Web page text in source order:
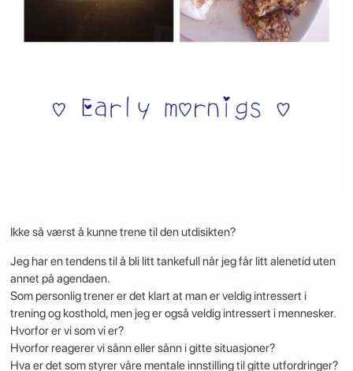
Ikke så værst å kunne trene til den utdisikten?
Jeg har en tendens til å bli litt tankefull når jeg får litt alenetid uten
annet på agendaen.
Som personlig trener er det klart at man er veldig intressert i
trening og kosthold, men jeg er også veldig intressert i mennesker.
Hvorfor er vi som vi er?
Hvorfor reagerer vi sånn eller sånn i gitte situasjoner?
Hva er det som styrer våre mentale innstilling til gitte utfordringer?